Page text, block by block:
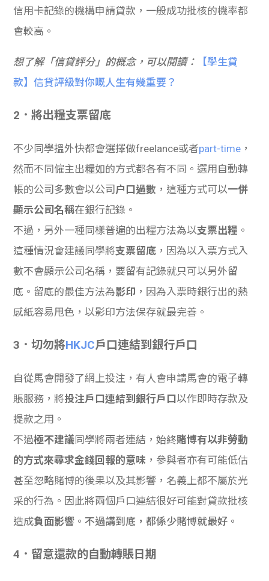
信用卡記錄的機構申請貸款，一般成功批核的機率都
會較高。
想了解「信貸評分」的概念，可以閱讀：
【學生貸
款】信貸評級對你嘅人生有幾重要？
2．將出糧支票留底
不少同學搵外快都會選擇做freelance或者part-time ，
然而不同僱主出糧如的方式都各有不同。選用自動轉
帳的公司多數會以公司 户口過數 ，這種方式可以一併
顯示公司名稱在銀行記錄。
不過，另外一種同樣普遍的出糧方法為以支票出糧 。
這種情況會建議同學將支票留底 ，因為以入票方式入
數不會顯示公司名稱，要留有記錄就只可以另外留
底。留底的最佳方法為影印 ，因為入票時銀行出的熱
感紙容易甩色，以影印方法保存就最完善。
3．切勿將HKJC戶口連結到銀行戶口
自從馬會開發了網上投注，有人會申請馬會的電子轉
賬服務，將投注戶口連結到銀行戶口 以作即時存款及
提款之用。
不過極不建議同學將兩者連結，始終賭博有以非勞動
的方式來尋求金錢回報的意味 ，參與者亦有可能低估
甚至忽略賭博的後果以及其影響，名義上都不屬於光
采的行為。因此將兩個戶口連結很好可能對貸款批核
造成負面影響 。不過講到底，都係少賭博就最好。
4．留意還款的自動轉賬日期